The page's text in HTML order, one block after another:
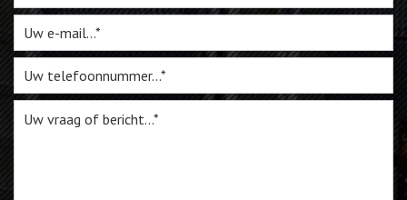
Webshop
Te Koop
Miniatuur